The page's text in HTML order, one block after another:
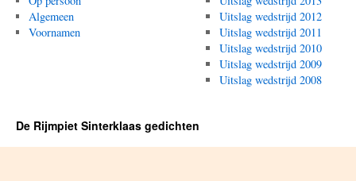
Algemeen
Voornamen
Uitslag wedstrijd 2012
Uitslag wedstrijd 2011
Uitslag wedstrijd 2010
Uitslag wedstrijd 2009
Uitslag wedstrijd 2008
De Rijmpiet Sinterklaas gedichten